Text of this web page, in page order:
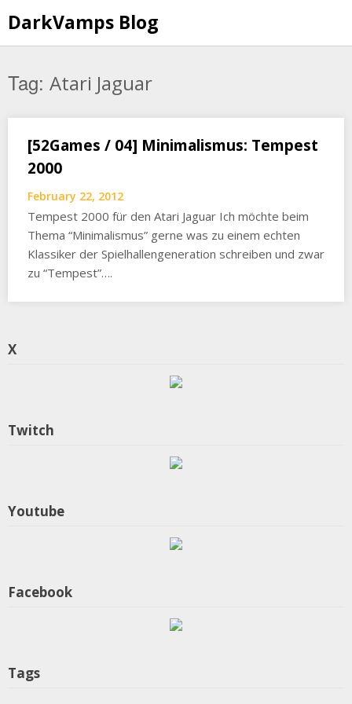
to
content
DarkVamps Blog
Tag: Atari Jaguar
[52Games / 04] Minimalismus: Tempest
2000
February 22, 2012
Tempest 2000 für den Atari Jaguar Ich möchte beim
Thema “Minimalismus” gerne was zu einem echten
Klassiker der Spielhallengeneration schreiben und zwar
zu “Tempest”….
X
Twitch
Youtube
Facebook
Tags